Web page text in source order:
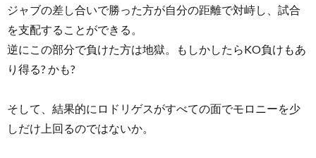
ジャブの差し合いで勝った方が自分の距離で対峙し、試合
を支配することができる。
逆にこの部分で負けた方は地獄。もしかしたらKO負けもあ
り得る? かも?
そして、結果的にロドリゲスがすべての面でモロニーを少
しだけ上回るのではないか。